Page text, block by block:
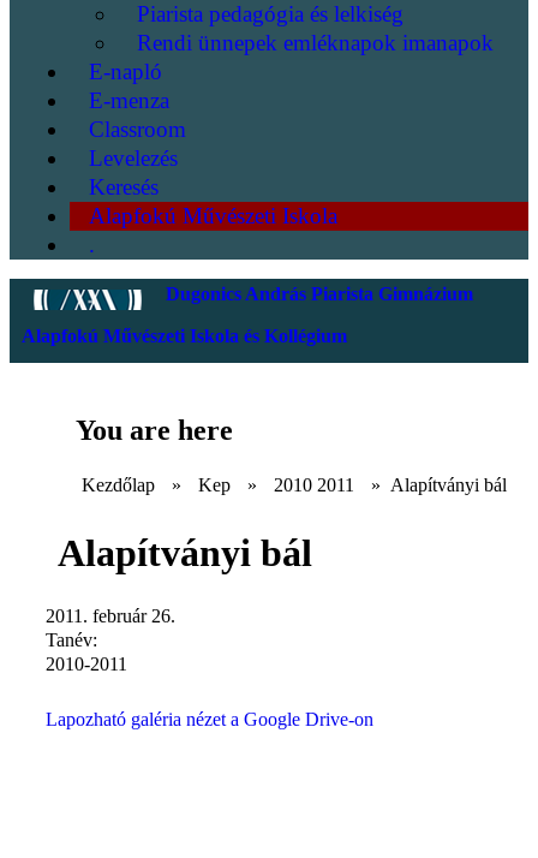
Piarista pedagógia és lelkiség
Rendi ünnepek emléknapok imanapok
E-napló
E-menza
Classroom
Levelezés
Keresés
Alapfokú Művészeti Iskola
.
Dugonics András Piarista Gimnázium
Alapfokú Művészeti Iskola és Kollégium
You are here
Kezdőlap » Kep » 2010 2011 » Alapítványi bál
Alapítványi bál
2011. február 26.
Tanév:
2010-2011
Lapozható galéria nézet a Google Drive-on